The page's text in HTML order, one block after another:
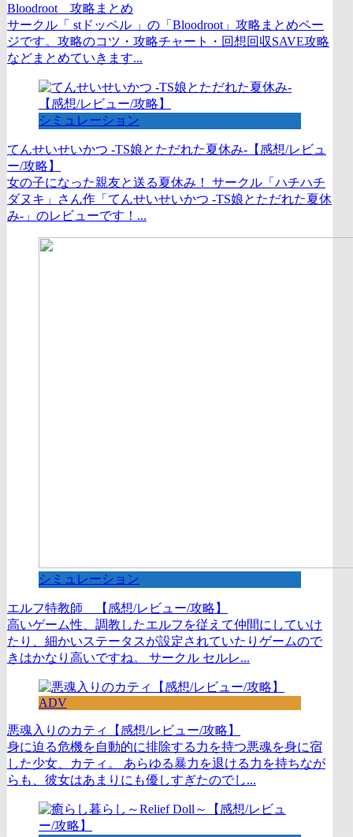
Bloodroot 攻略まとめ
サークル「 stドッペル 」の「Bloodroot」攻略まとめペー
ジです。攻略のコツ・攻略チャート・回想回収SAVE攻略
などまとめていきます...
シミュレーション
てんせいせいかつ -TS娘とただれた夏休み-【感想/レビュ
ー/攻略】
女の子になった親友と送る夏休み！ サークル「ハチハチ
ダヌキ」さん作「てんせいせいかつ -TS娘とただれた夏休
み-」のレビューです！...
シミュレーション
エルフ特教師 【感想/レビュー/攻略】
高いゲーム性、調教したエルフを従えて仲間にしていけ
たり、細かいステータスが設定されていたりゲームので
きはかなり高いですね。 サークル セルレ...
ADV
悪魂入りのカティ【感想/レビュー/攻略】
身に迫る危機を自動的に排除する力を持つ悪魂を身に宿
した少女、カティ。 あらゆる暴力を退ける力を持ちなが
らも、彼女はあまりにも優しすぎたのでし...